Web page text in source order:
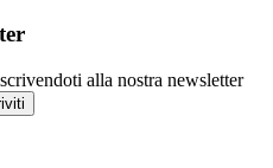
alla nostra newsletter